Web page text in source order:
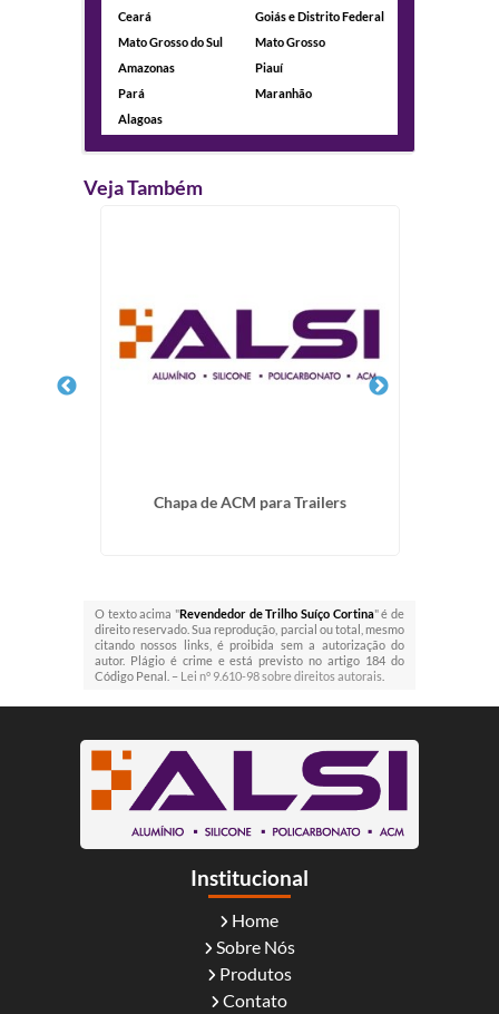
Ceará
Goiás e Distrito Federal
Mato Grosso do Sul
Mato Grosso
Amazonas
Piauí
Pará
Maranhão
Alagoas
Veja Também
Chapa de ACM para Trailers
O texto acima "Revendedor de Trilho Suíço Cortina" é de
direito reservado. Sua reprodução, parcial ou total, mesmo
citando nossos links, é proibida sem a autorização do
autor. Plágio é crime e está previsto no artigo 184 do
Código Penal. – Lei n° 9.610-98 sobre direitos autorais.
Institucional
Home
Sobre Nós
Produtos
Contato